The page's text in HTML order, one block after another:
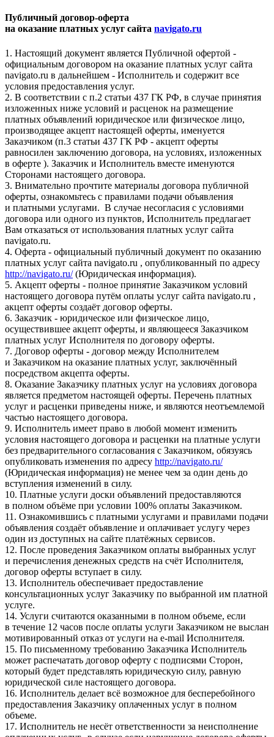
Публичный договор-оферта
на оказание платных услуг сайта navigato.ru
1. Настоящий документ является Публичной офертой -
официальным договором на оказание платных услуг сайта
navigato.ru в дальнейшем - Исполнитель и содержит все
условия предоставления услуг.
2. В соответствии с п.2 статьи 437 ГК РФ, в случае принятия
изложенных ниже условий и расценок на размещение
платных объявлений юридическое или физическое лицо,
производящее акцепт настоящей оферты, именуется
Заказчиком (п.3 статьи 437 ГК РФ - акцепт оферты
равносилен заключению договора, на условиях, изложенных
в оферте ). Заказчик и Исполнитель вместе именуются
Сторонами настоящего договора.
3. Внимательно прочтите материалы договора публичной
оферты, ознакомьтесь с правилами подачи объявления
и платными услугами. В случае несогласия с условиями
договора или одного из пунктов, Исполнитель предлагает
Вам отказаться от использования платных услуг сайта
navigato.ru.
4. Оферта - официальный публичный документ по оказанию
платных услуг сайта navigato.ru , опубликованный по адресу
http://navigato.ru/(Юридическая информация).
5. Акцепт оферты - полное принятие Заказчиком условий
настоящего договора путём оплаты услуг сайта navigato.ru ,
акцепт оферты создаёт договор оферты.
6. Заказчик - юридическое или физическое лицо,
осуществившее акцепт оферты, и являющееся Заказчиком
платных услуг Исполнителя по договору оферты.
7. Договор оферты - договор между Исполнителем
и Заказчиком на оказание платных услуг, заключённый
посредством акцепта оферты.
8. Оказание Заказчику платных услуг на условиях договора
является предметом настоящей оферты. Перечень платных
услуг и расценки приведены ниже, и являются неотъемлемой
частью настоящего договора.
9. Исполнитель имеет право в любой момент изменить
условия настоящего договора и расценки на платные услуги
без предварительного согласования с Заказчиком, обязуясь
опубликовать изменения по адресу http://navigato.ru/
(Юридическая информация) не менее чем за один день до
вступления изменений в силу.
10. Платные услуги доски объявлений предоставляются
в полном объёме при условии 100% оплаты Заказчиком.
11. Ознакомившись с платными услугами и правилами подачи
объявления создаёт объявление и оплачивает услугу через
один из доступных на сайте платёжных сервисов.
12. После проведения Заказчиком оплаты выбранных услуг
и перечисления денежных средств на счёт Исполнителя,
договор оферты вступает в силу.
13. Исполнитель обеспечивает предоставление
консультационных услуг Заказчику по выбранной им платной
услуге.
14. Услуги считаются оказанными в полном объеме, если
в течение 12 часов после оплаты услуги Заказчиком не выслан
мотивированный отказ от услуги на e-mail Исполнителя.
15. По письменному требованию Заказчика Исполнитель
может распечатать договор оферту с подписями Сторон,
который будет представлять юридическую силу, равную
юридической силе настоящего договора.
16. Исполнитель делает всё возможное для бесперебойного
предоставления Заказчику оплаченных услуг в полном
объеме.
17. Исполнитель не несёт ответственности за неисполнение